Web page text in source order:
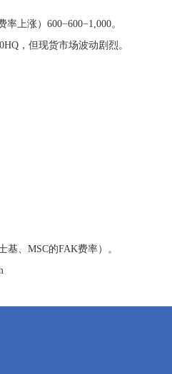
上涨）600−600−1,000。
，但现货市场波动剧烈。
基、MSC的FAK费率）。